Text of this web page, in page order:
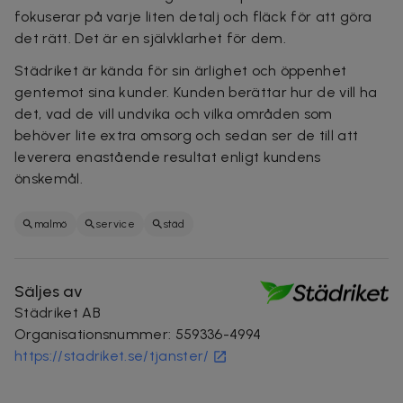
fokuserar på varje liten detalj och fläck för att göra
det rätt. Det är en självklarhet för dem.
Städriket är kända för sin ärlighet och öppenhet
gentemot sina kunder. Kunden berättar hur de vill ha
det, vad de vill undvika och vilka områden som
behöver lite extra omsorg och sedan ser de till att
leverera enastående resultat enligt kundens
önskemål.
malmö service städ
Säljes av
Städriket AB
Organisationsnummer: 559336-4994
https://stadriket.se/tjanster/